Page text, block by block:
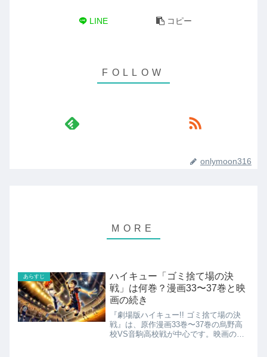
LINE コピー
onlymoon316
あらすじ
ハイキュー「ゴミ捨て場の決
戦」は何巻？漫画33〜37巻と映
画の続き
『劇場版ハイキュー!! ゴミ捨て場の決
戦』は、原作漫画33巻〜37巻の烏野高
校VS音駒高校戦が中心です。映画の続